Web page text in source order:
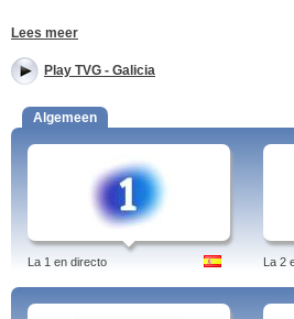
enlace a la página de
cualquier lugar del mundo con un streaming de
TVG - Escoba! y Matalobos, dos
Dentro de la variada programación de la
hay muchos programas que destacan por su
originalidad de su planteamiento. TVG. Entre
una comedia de situación 100% gallega en el
mujeres que se reúnen en el centro cultural
cartas, concretamente a la escoba. Y el otro
de producción propia es “Matalobos”, una
título viene de un clan familiar que vive en
Galicia, donde suceden todo tipo de
directo.
Lees meer
Play TVG - Galicia
Algemeen
La 1 en directo La 2